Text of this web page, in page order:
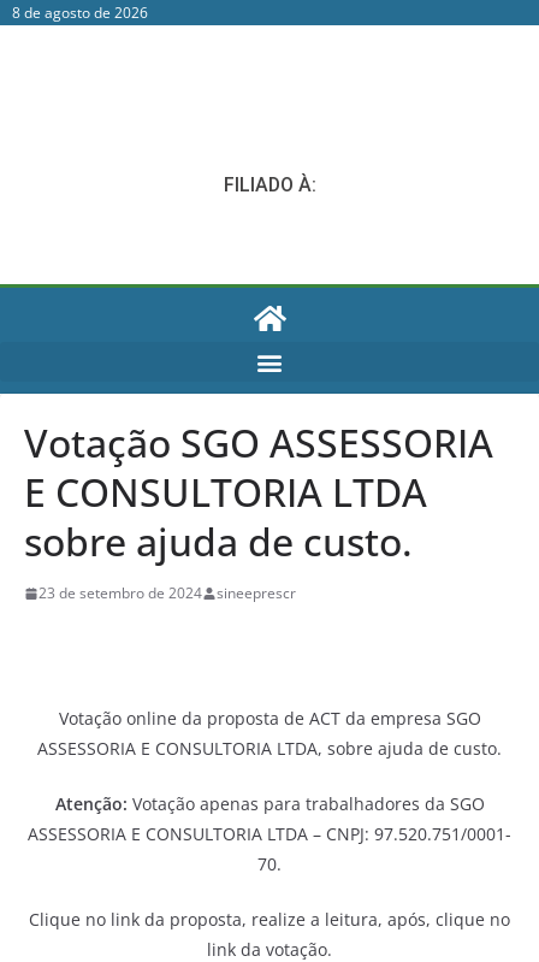
8 de agosto de 2026
FILIADO À:
Votação SGO ASSESSORIA
E CONSULTORIA LTDA
sobre ajuda de custo.
23 de setembro de 2024 sineeprescr
Votação online da proposta de ACT da empresa SGO
ASSESSORIA E CONSULTORIA LTDA, sobre ajuda de custo.
Atenção: Votação apenas para trabalhadores da SGO
ASSESSORIA E CONSULTORIA LTDA – CNPJ: 97.520.751/0001-
70.
Clique no link da proposta, realize a leitura, após, clique no
link da votação.